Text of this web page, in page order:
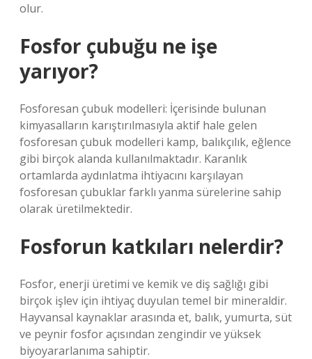
olur.
Fosfor çubuğu ne işe
yarıyor?
Fosforesan çubuk modelleri: İçerisinde bulunan
kimyasalların karıştırılmasıyla aktif hale gelen
fosforesan çubuk modelleri kamp, ​​balıkçılık, eğlence
gibi birçok alanda kullanılmaktadır. Karanlık
ortamlarda aydınlatma ihtiyacını karşılayan
fosforesan çubuklar farklı yanma sürelerine sahip
olarak üretilmektedir.
Fosforun katkıları nelerdir?
Fosfor, enerji üretimi ve kemik ve diş sağlığı gibi
birçok işlev için ihtiyaç duyulan temel bir mineraldir.
Hayvansal kaynaklar arasında et, balık, yumurta, süt
ve peynir fosfor açısından zengindir ve yüksek
biyoyararlanıma sahiptir.